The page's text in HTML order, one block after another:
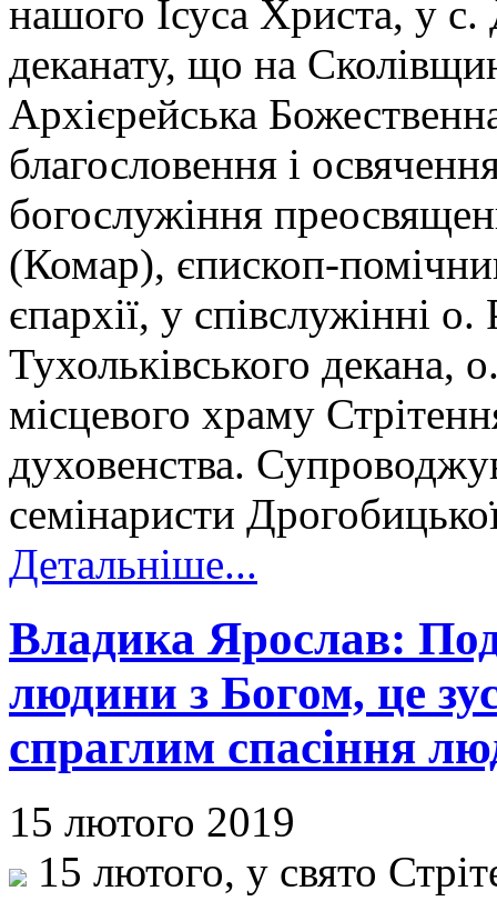
нашого Ісуса Христа, у
деканату, що на
Архієрейська
благословення і
богослужіння
(Комар), єпископ-
єпархії, у співслужінні
Тухольківського декана,
місцевого храму
духовенства.
семінаристи
Детальніше...
Владика Ярослав:
людини з Богом, це
спраглим спасіння
15 лютого 2019
15 лютого, у свято